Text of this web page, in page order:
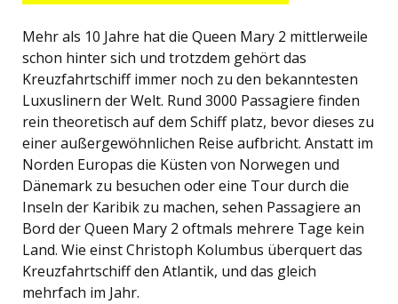
Mehr als 10 Jahre hat die Queen Mary 2 mittlerweile
schon hinter sich und trotzdem gehört das
Kreuzfahrtschiff immer noch zu den bekanntesten
Luxuslinern der Welt. Rund 3000 Passagiere finden
rein theoretisch auf dem Schiff platz, bevor dieses zu
einer außergewöhnlichen Reise aufbricht. Anstatt im
Norden Europas die Küsten von Norwegen und
Dänemark zu besuchen oder eine Tour durch die
Inseln der Karibik zu machen, sehen Passagiere an
Bord der Queen Mary 2 oftmals mehrere Tage kein
Land. Wie einst Christoph Kolumbus überquert das
Kreuzfahrtschiff den Atlantik, und das gleich
mehrfach im Jahr.